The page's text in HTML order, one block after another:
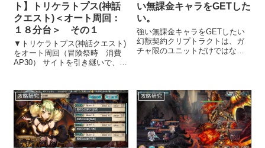
ト】トリケラトプス(神話
クエスト)＜オート周回：
１８分台＞ その１
▼トリケラトプス(神話クエスト)
をオート周回（冒険祭時 消費
AP30） サイトを引き継いで、攻
のサイトを引き継ぎ、攻略研究
の紹介を始めることにしまし
た。 効率的にアイテム・キャラ
クタ...
い無課金キャラをGETした
い。
強い無課金キャラをGETしたい
幻獣契約クリプトラクトは、ガ
チャ限のユニットだけではな
在開催の→『英雄の霊廟』『小
魔育成日記』『絆竜進化録』の
３つ！ ル...
攻略研究 攻略研究